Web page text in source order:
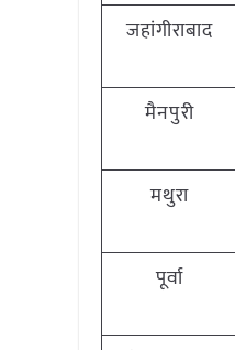
जहांगीराबाद
मैनपुरी
मथुरा
पूर्वा